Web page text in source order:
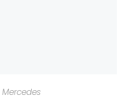
Mercedes